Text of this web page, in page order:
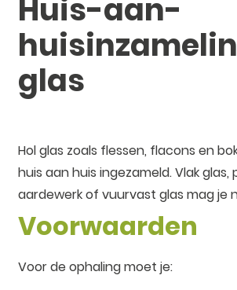
Huis-aan-
glas
Inhoud
Hol glas zoals flessen, flacons en
huis aan huis ingezameld. Vlak glas,
aardewerk of vuurvast glas mag je
Voorwaarden
Voor de ophaling moet je: